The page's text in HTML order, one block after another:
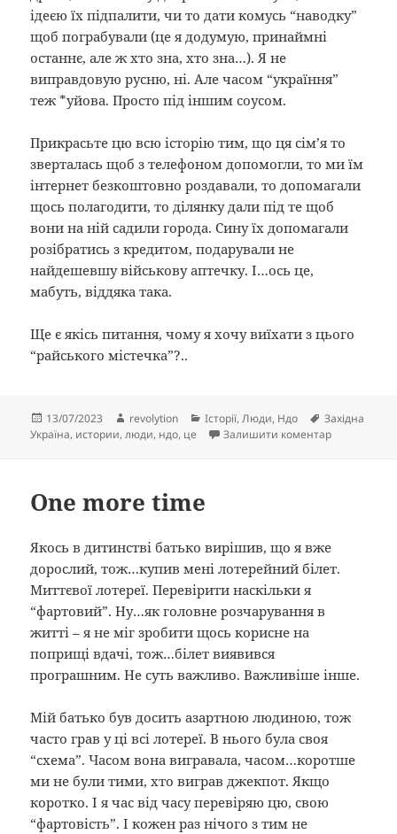
ідеєю їх підпалити, чи то дати комусь “наводку”
щоб пограбували (це я додумую, принаймні
останнє, але ж хто зна, хто зна…). Я не
виправдовую русню, ні. Але часом “україння”
теж *уйова. Просто під іншим соусом.
Прикрасьте цю всю історію тим, що ця сім’я то
зверталась щоб з телефоном допомогли, то ми їм
інтернет безкоштовно роздавали, то допомагали
щось полагодити, то ділянку дали під те щоб
вони на ній садили города. Сину їх допомагали
розібратись з кредитом, подарували не
найдешевшу військову аптечку. І…ось це,
мабуть, віддяка така.
Ще є якісь питання, чому я хочу виїхати з цього
“райського містечка”?..
Опубліковано
13/07/2023 Автор
revolytion Категорії
Історії,Люди, Ндо Позначки
Західна
Україна, истории,люди, ндо, це Залишити коментардо Західна
One more time
Якось в дитинстві батько вирішив, що я вже
дорослий, тож…купив мені лотерейний білет.
Миттєвої лотереї. Перевірити наскільки я
“фартовий”. Ну…як головне розчарування в
житті – я не міг зробити щось корисне на
поприщі вдачі, тож…білет виявився
програшним. Не суть важливо. Важливіше інше.
Мій батько був досить азартною людиною, тож
часто грав у ці всі лотереї. В нього була своя
“схема”. Часом вона вигравала, часом…коротше
ми не були тими, хто виграв джекпот. Якщо
коротко. І я час від часу перевіряю цю, свою
“фартовість”. І кожен раз нічого з тим не